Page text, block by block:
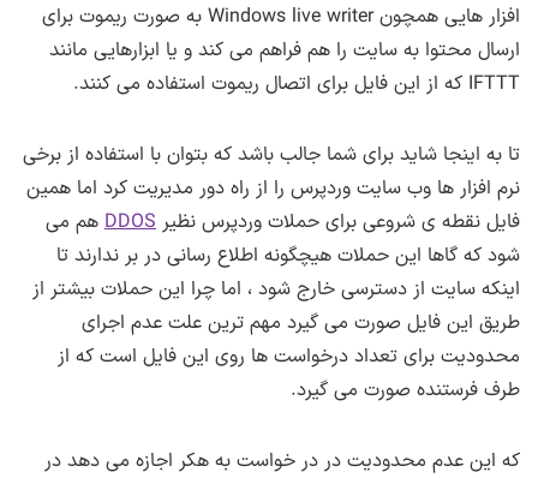
افزار هایی همچون Windows live writer به صورت ریموت برای
ارسال محتوا به سایت را هم فراهم می کند و یا ابزارهایی مانند
IFTTT که از این فایل برای اتصال ریموت استفاده می کنند.
تا به اینجا شاید برای شما جالب باشد که بتوان با استفاده از برخی
نرم افزار ها وب سایت وردپرس را از راه دور مدیریت کرد اما همین
فایل نقطه ی شروعی برای حملات وردپرس نظیر DDOS هم می
شود که گاها این حملات هیچگونه اطلاع رسانی در بر ندارند تا
اینکه سایت از دسترسی خارج شود ، اما چرا این حملات بیشتر از
طریق این فایل صورت می گیرد مهم ترین علت عدم اجرای
محدودیت برای تعداد درخواست ها روی این فایل است که از
طرف فرستنده صورت می گیرد.
که این عدم محدودیت در در خواست به هکر اجازه می دهد در